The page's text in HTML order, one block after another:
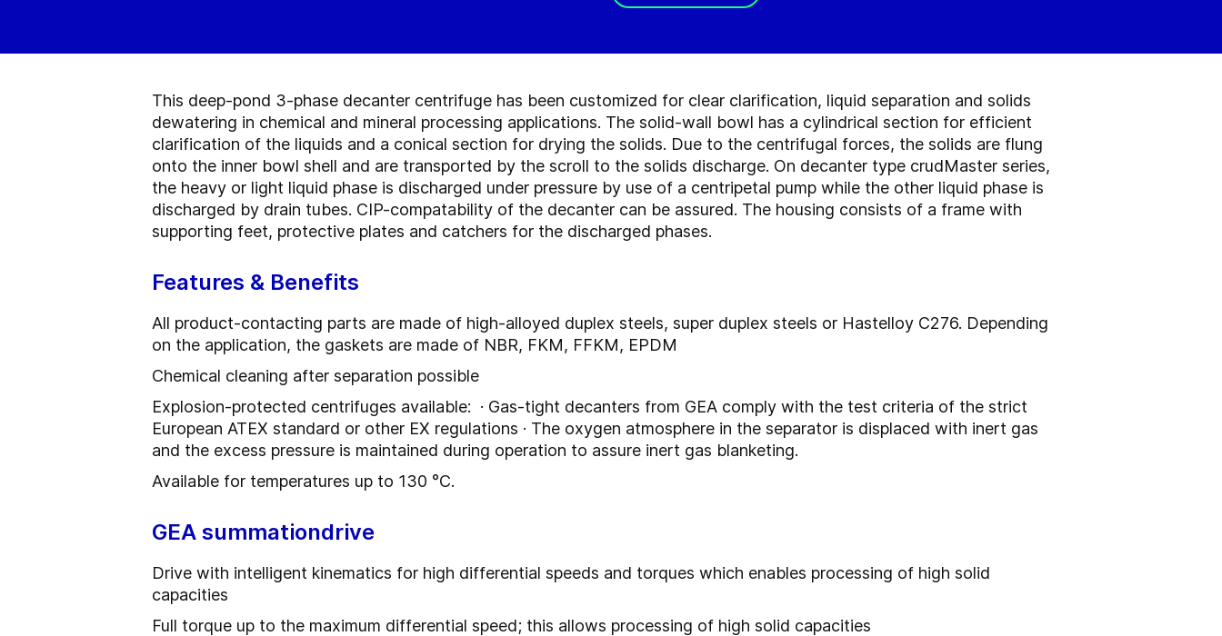
This deep-pond 3-phase decanter centrifuge has been customized for clear clarification, liquid separation and solids
dewatering in chemical and mineral processing applications. The solid-wall bowl has a cylindrical section for efficient
clarification of the liquids and a conical section for drying the solids. Due to the centrifugal forces, the solids are flung
onto the inner bowl shell and are transported by the scroll to the solids discharge. On decanter type crudMaster series,
the heavy or light liquid phase is discharged under pressure by use of a centripetal pump while the other liquid phase is
discharged by drain tubes. CIP-compatability of the decanter can be assured. The housing consists of a frame with
supporting feet, protective plates and catchers for the discharged phases.
Features & Benefits
All product-contacting parts are made of high-alloyed duplex steels, super duplex steels or Hastelloy C276. Depending
on the application, the gaskets are made of NBR, FKM, FFKM, EPDM
Chemical cleaning after separation possible
Explosion-protected centrifuges available: · Gas-tight decanters from GEA comply with the test criteria of the strict
European ATEX standard or other EX regulations · The oxygen atmosphere in the separator is displaced with inert gas
and the excess pressure is maintained during operation to assure inert gas blanketing.
Available for temperatures up to 130 °C.
GEA summationdrive
Drive with intelligent kinematics for high differential speeds and torques which enables processing of high solid
capacities
Full torque up to the maximum differential speed; this allows processing of high solid capacities